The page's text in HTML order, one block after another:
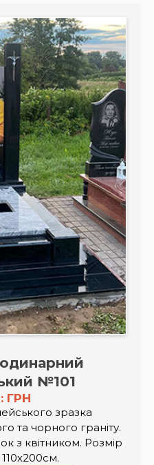
№101
ГРН
зразка
та чорного граніту.
з квітником. Розмір